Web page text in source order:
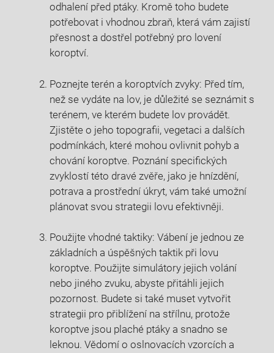
odhalení před ptáky. ⁣Kromě ‌toho budete
potřebovat i vhodnou zbraň, která vám zajistí
přesnost ⁤a dostřel ⁣potřebný​ pro lovení
koroptví.
Poznejte terén a​ koroptvích‌ zvyky: Před tím,
⁤než se vydáte⁢ na lov, je ⁢důležité se seznámit⁤ s
terénem, ve kterém budete lov provádět.
Zjistěte ​o jeho topografii, vegetaci a dalších
podmínkách, které mohou ovlivnit pohyb a⁣
chování koroptve. Poznání specifických
zvyklostí ‍této dravé ​zvěře, jako je hnízdění,
potrava a ⁢prostřední úkryt,​ vám také⁣ umožní
plánovat svou strategii lovu efektivněji.
Použijte vhodné taktiky: Vábení je jednou ze
základních a úspěšných ⁤taktik při lovu
koroptve. ⁣Použijte simulátory jejich volání
nebo jiného ⁢zvuku, abyste ⁤přitáhli jejich‌
pozornost. Budete si také muset vytvořit
strategii pro přiblížení‌ na střílnu, ​protože
koroptve jsou plaché ptáky a snadno se
⁣leknou. Vědomí o oslnovacích vzorcích a